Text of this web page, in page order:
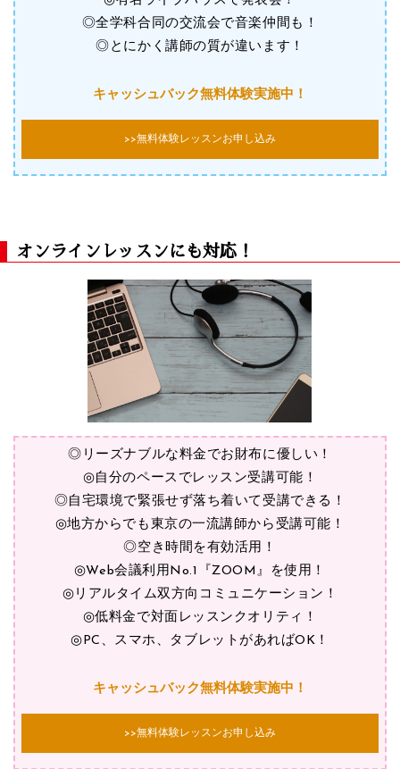
◎全学科合同の交流会で音楽仲間も！
◎とにかく講師の質が違います！
キャッシュバック無料体験実施中！
>>無料体験レッスンお申し込み
オンラインレッスンにも対応！
◎リーズナブルな料金でお財布に優しい！
◎自分のペースでレッスン受講可能！
◎自宅環境で緊張せず落ち着いて受講できる！
◎地方からでも東京の一流講師から受講可能！
◎空き時間を有効活用！
◎Web会議利用No.1『ZOOM』を使用！
◎リアルタイム双方向コミュニケーション！
◎低料金で対面レッスンクオリティ！
◎PC、スマホ、タブレットがあればOK！
キャッシュバック無料体験実施中！
>>無料体験レッスンお申し込み